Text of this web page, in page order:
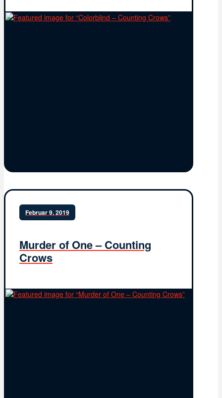
Februar 9, 2019
Murder of One – Counting
Crows